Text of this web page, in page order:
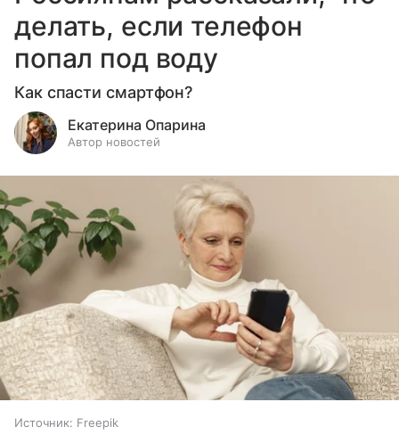
делать, если телефон
попал под воду
Как спасти смартфон?
Екатерина Опарина
Автор новостей
Источник: Freepik